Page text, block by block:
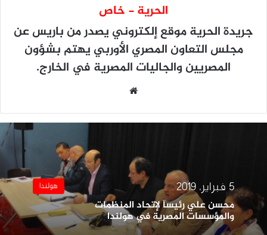
الحرية - خاص
جريدة الحريةموقع إلكتروني يصدر من باريس عن
مجلس التعاون المصري الأوربي يهتم بشؤون
المصريين والجاليات المصرية في الخارج.
هولندا 5 فبراير، 2019
محسن علي رئيساً لإتحاد المنظمات
والمؤسسات المصرية في هولندا